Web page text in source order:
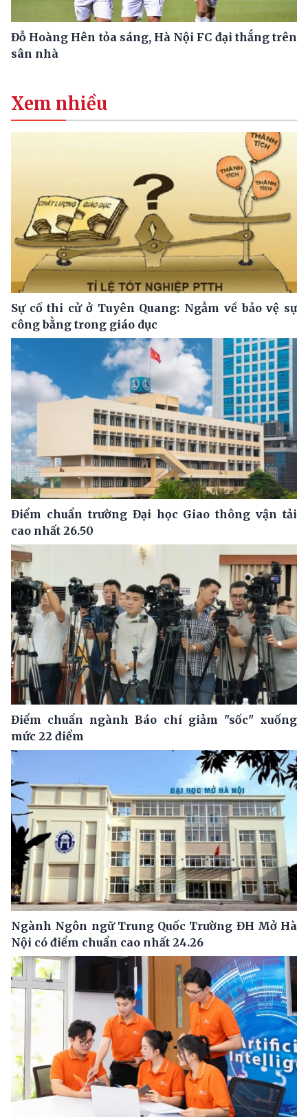
Đỗ Hoàng Hên tỏa sáng, Hà Nội FC đại thắng trên
sân nhà
Xem nhiều
Sự cố thi cử ở Tuyên Quang: Ngẫm về bảo vệ sự
công bằng trong giáo dục
Điểm chuẩn trường Đại học Giao thông vận tải
cao nhất 26.50
Điểm chuẩn ngành Báo chí giảm "sốc" xuống
mức 22 điểm
Ngành Ngôn ngữ Trung Quốc Trường ĐH Mở Hà
Nội có điểm chuẩn cao nhất 24.26